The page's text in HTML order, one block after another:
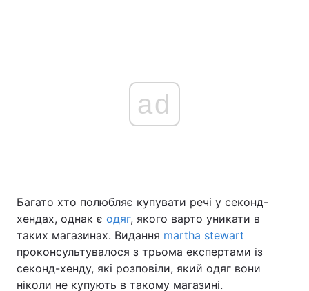
ad
Багато хто полюбляє купувати речі у секонд-
хендах, однак є одяг, якого варто уникати в
таких магазинах. Видання martha stewart
проконсультувалося з трьома експертами із
секонд-хенду, які розповіли, який одяг вони
ніколи не купують в такому магазині.